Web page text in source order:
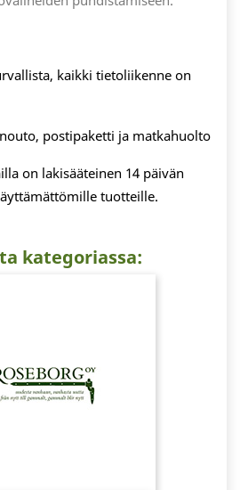
kaikki tietoliikenne on
postipaketti ja matkahuolto
on lakisääteinen 14 päivän
tuotteille.
kategoriassa: